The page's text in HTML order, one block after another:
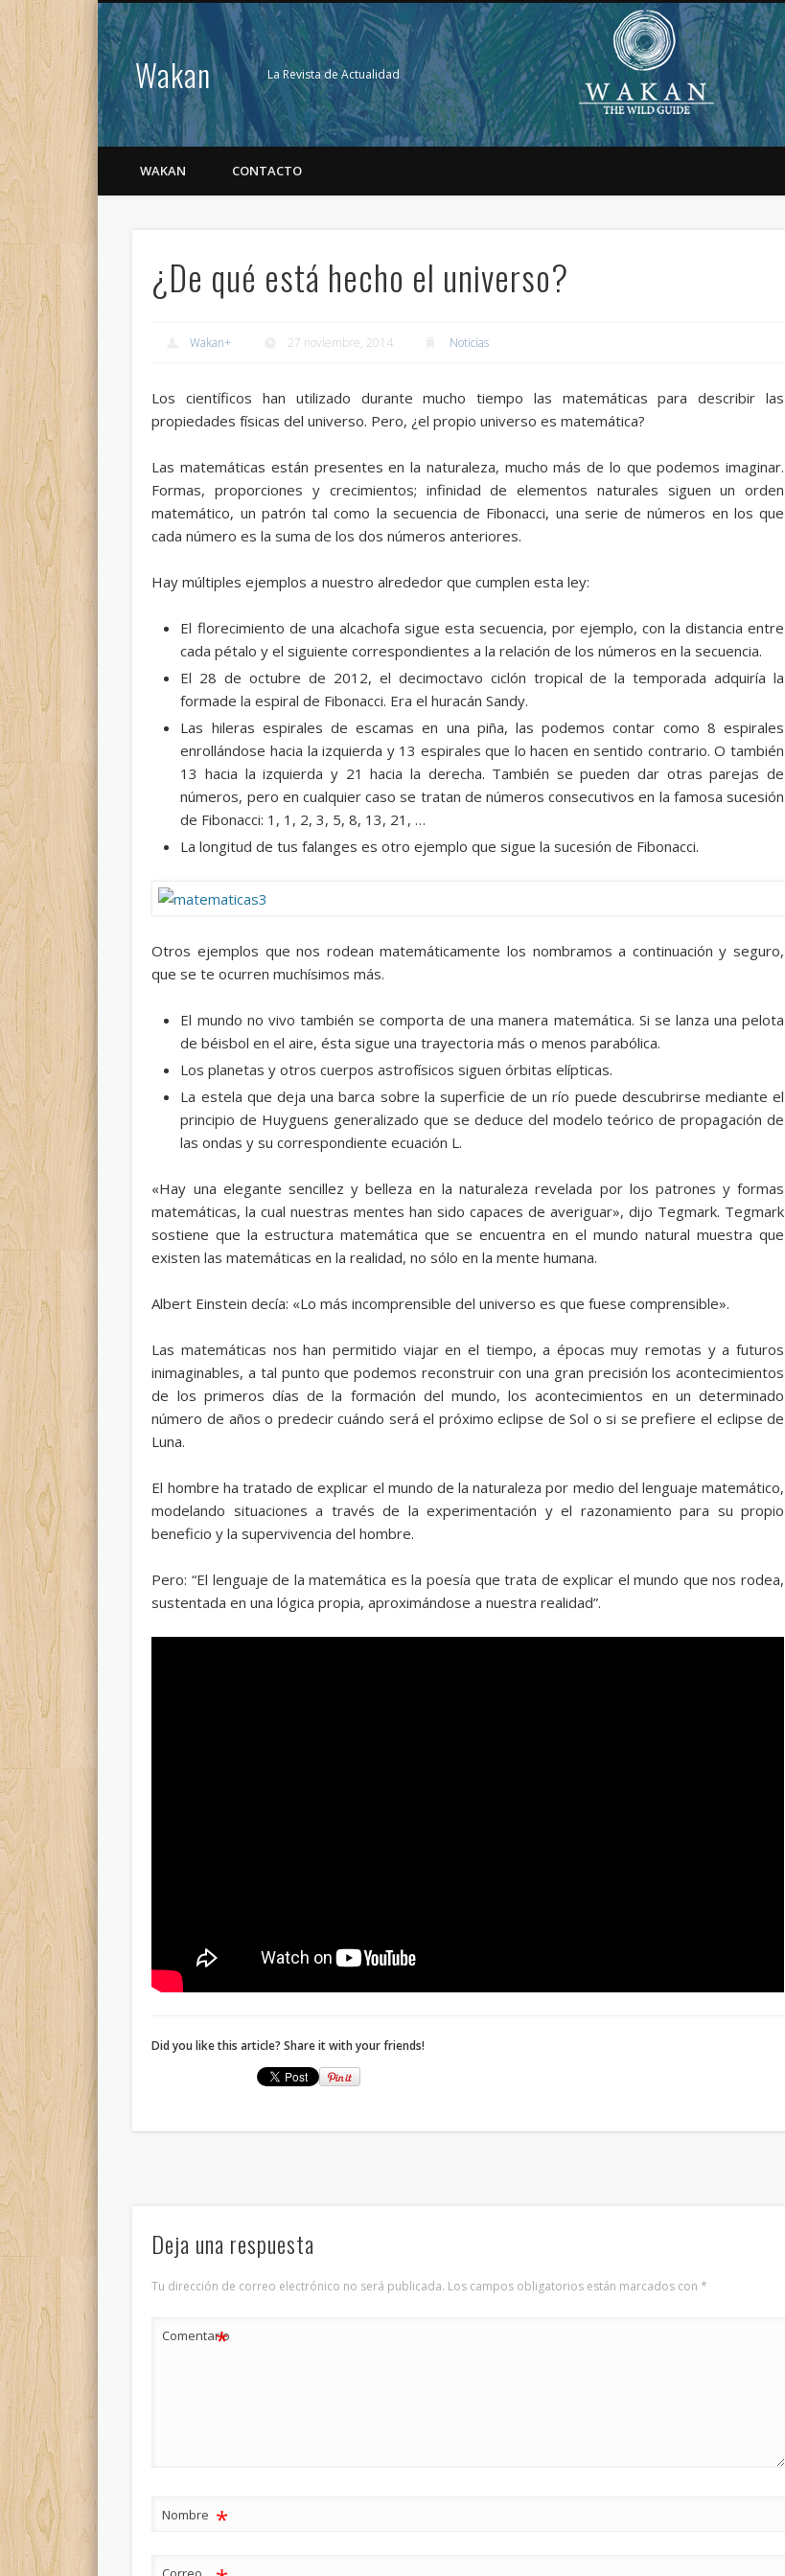
Wakan La Revista de Actualidad
WAKAN CONTACTO
¿De qué está hecho el universo?
Wakan+ 27 noviembre, 2014 Noticias
Los científicos han utilizado durante mucho tiempo las matemáticas para describir las
propiedades físicas del universo. Pero, ¿el propio universo es matemática?
Las matemáticas están presentes en la naturaleza, mucho más de lo que podemos imaginar.
Formas, proporciones y crecimientos; infinidad de elementos naturales siguen un orden
matemático, un patrón tal como la secuencia de Fibonacci, una serie de números en los que
cada número es la suma de los dos números anteriores.
Hay múltiples ejemplos a nuestro alrededor que cumplen esta ley:
El florecimiento de una alcachofa sigue esta secuencia, por ejemplo, con la distancia entre
cada pétalo y el siguiente correspondientes a la relación de los números en la secuencia.
El 28 de octubre de 2012, el decimoctavo ciclón tropical de la temporada adquiría la
formade la espiral de Fibonacci. Era el huracán Sandy.
Las hileras espirales de escamas en una piña, las podemos contar como 8 espirales
enrollándose hacia la izquierda y 13 espirales que lo hacen en sentido contrario. O también
13 hacia la izquierda y 21 hacia la derecha. También se pueden dar otras parejas de
números, pero en cualquier caso se tratan de números consecutivos en la famosa sucesión
de Fibonacci: 1, 1, 2, 3, 5, 8, 13, 21, …
La longitud de tus falanges es otro ejemplo que sigue la sucesión de Fibonacci.
Otros ejemplos que nos rodean matemáticamente los nombramos a continuación y seguro,
que se te ocurren muchísimos más.
El mundo no vivo también se comporta de una manera matemática. Si se lanza una pelota
de béisbol en el aire, ésta sigue una trayectoria más o menos parabólica.
Los planetas y otros cuerpos astrofísicos siguen órbitas elípticas.
La estela que deja una barca sobre la superficie de un río puede descubrirse mediante el
principio de Huyguens generalizado que se deduce del modelo teórico de propagación de
las ondas y su correspondiente ecuación L.
«Hay una elegante sencillez y belleza en la naturaleza revelada por los patrones y formas
matemáticas, la cual nuestras mentes han sido capaces de averiguar», dijo Tegmark. Tegmark
sostiene que la estructura matemática que se encuentra en el mundo natural muestra que
existen las matemáticas en la realidad, no sólo en la mente humana.
Albert Einstein decía: «Lo más incomprensible del universo es que fuese comprensible».
Las matemáticas nos han permitido viajar en el tiempo, a épocas muy remotas y a futuros
inimaginables, a tal punto que podemos reconstruir con una gran precisión los acontecimientos
de los primeros días de la formación del mundo, los acontecimientos en un determinado
número de años o predecir cuándo será el próximo eclipse de Sol o si se prefiere el eclipse de
Luna.
El hombre ha tratado de explicar el mundo de la naturaleza por medio del lenguaje matemático,
modelando situaciones a través de la experimentación y el razonamiento para su propio
beneficio y la supervivencia del hombre.
Pero: “El lenguaje de la matemática es la poesía que trata de explicar el mundo que nos rodea,
sustentada en una lógica propia, aproximándose a nuestra realidad”.
Did you like this article? Share it with your friends!
Deja una respuesta
Tu dirección de correo electrónico no será publicada. Los campos obligatorios están marcados con*
Comentario
*
Nombre *